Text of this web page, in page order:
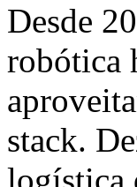
Desde
robótica
stack.
logística